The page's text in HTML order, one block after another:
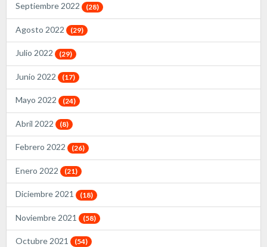
Septiembre 2022 (28)
Agosto 2022 (29)
Julio 2022 (29)
Junio 2022 (17)
Mayo 2022 (24)
Abril 2022 (8)
Febrero 2022 (26)
Enero 2022 (21)
Diciembre 2021 (18)
Noviembre 2021 (58)
Octubre 2021 (54)